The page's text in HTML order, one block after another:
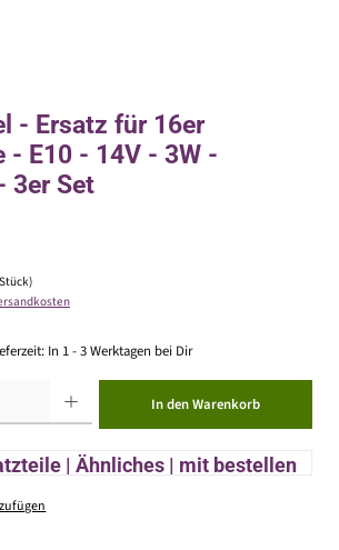
- Ersatz für 16er
- E10 - 14V - 3W -
3er Set
In 1 - 3 Werktagen bei Dir
In den Warenkorb
| Ähnliches | mit bestellen